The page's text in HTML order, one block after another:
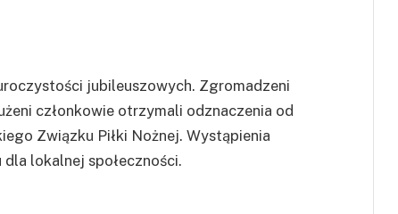
jubileuszowych. Zgromadzeni
członkowie otrzymali odznaczenia od
Związku Piłki Nożnej. Wystąpienia
lokalnej społeczności.